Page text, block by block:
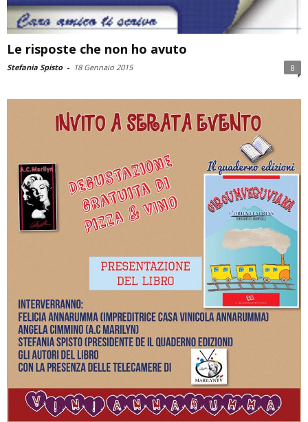
Le risposte che non ho avuto
Stefania Spisto - 18 Gennaio 2015 8